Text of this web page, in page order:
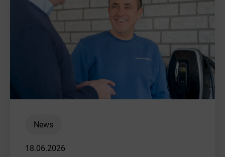
News
18.06.2026